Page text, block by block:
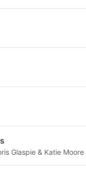
Glaspie & Katie Moore